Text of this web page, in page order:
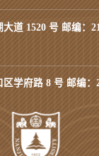
道 1520 号 邮编：
学府路 8 号 邮编：